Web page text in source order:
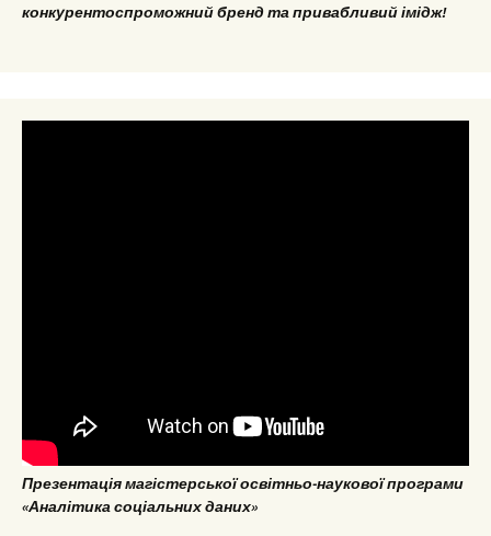
конкурентоспроможний бренд та привабливий імідж!
Презентація магістерської освітньо-наукової програми
«Аналітика соціальних даних»